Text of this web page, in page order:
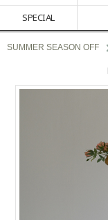
SPECIAL
SUMMER SEASON OFF